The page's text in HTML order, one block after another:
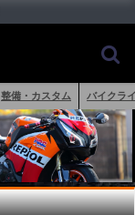
整備・カスタム バイクラ